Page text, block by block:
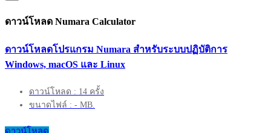
ดาวน์โหลด Numara Calculator
ดาวน์โหลดโปรแกรม Numara สำหรับระบบปฏิบัติการ
Windows, macOS และ Linux
ดาวน์โหลด : 14 ครั้ง
ขนาดไฟล์ : - MB.